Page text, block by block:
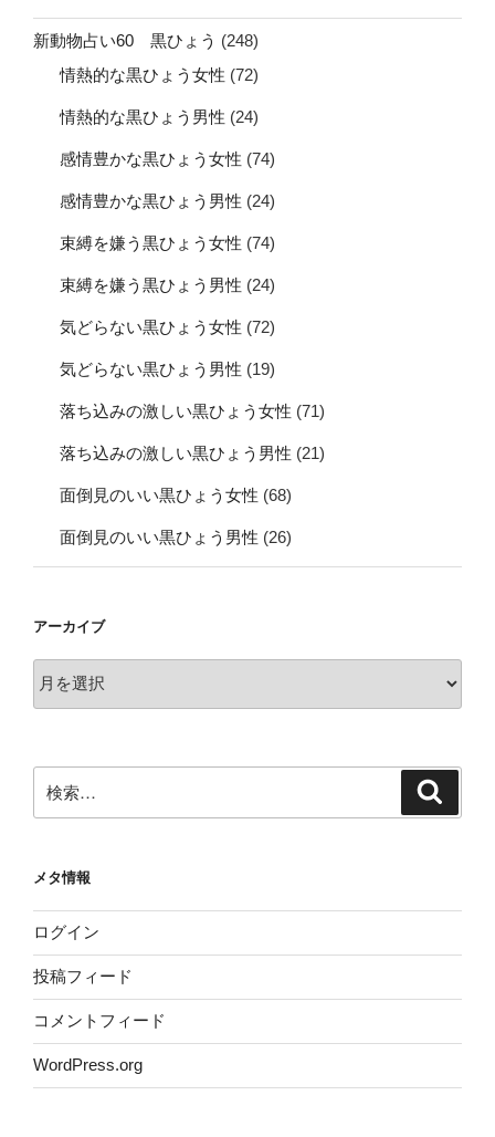
新動物占い60 黒ひょう (248)
情熱的な黒ひょう女性 (72)
情熱的な黒ひょう男性 (24)
感情豊かな黒ひょう女性 (74)
感情豊かな黒ひょう男性 (24)
束縛を嫌う黒ひょう女性 (74)
束縛を嫌う黒ひょう男性 (24)
気どらない黒ひょう女性 (72)
気どらない黒ひょう男性 (19)
落ち込みの激しい黒ひょう女性 (71)
落ち込みの激しい黒ひょう男性 (21)
面倒見のいい黒ひょう女性 (68)
面倒見のいい黒ひょう男性 (26)
アーカイブ
ー
索:
メタ情報
ログイン
投稿フィード
コメントフィード
WordPress.org